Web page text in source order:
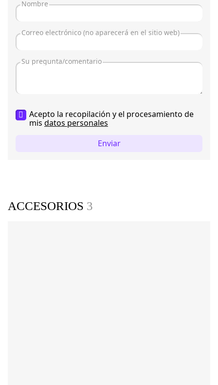
Acepto la recopilación y el procesamiento de
mis datos personales
Enviar
ACCESORIOS 3